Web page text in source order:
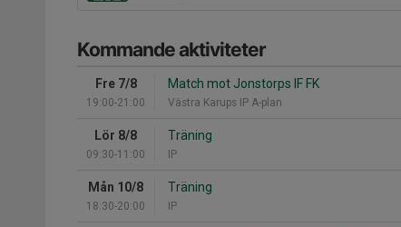
Kommande aktiviteter
Fre 7/8
19:00-21:00
Match mot Jonstorps IF FK
Västra Karups IP A-plan
Lör 8/8
09:30-11:00
Träning
IP
Mån 10/8
18:30-20:00
Träning
IP